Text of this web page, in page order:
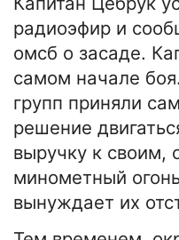
радиоэфир и
омсб о засаде.
самом начале
групп приняли
решение
выручку к своим,
минометный
вынуждает их